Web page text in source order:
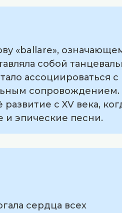
«ballare»,
собой
ассоциироваться с
сопровождением.
с XV века,
и эпические песни.
сердца всех